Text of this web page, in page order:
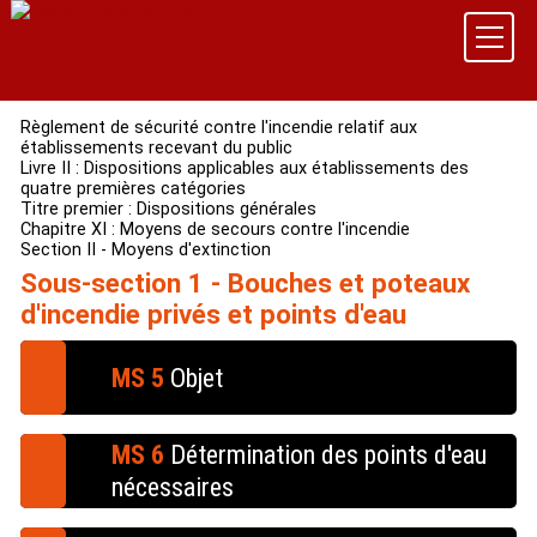
Règlement de sécurité contre l'incendie relatif aux
établissements recevant du public
Livre II : Dispositions applicables aux établissements des
quatre premières catégories
Titre premier : Dispositions générales
Chapitre XI : Moyens de secours contre l'incendie
Section II - Moyens d'extinction
Sous-section 1 - Bouches et poteaux
d'incendie privés et points d'eau
MS 5 Objet
§ 1.Quand les prises d'eau publiques sont trop
éloignées ou d'un débit insuffisant, la pose de bouches
ou poteaux d'incendie normalisés peut être imposée.
MS 5 § 1
MS 6 Détermination des points d'eau
nécessaires
§ 1.Les moyens en eau nécessaires à la lutte contre